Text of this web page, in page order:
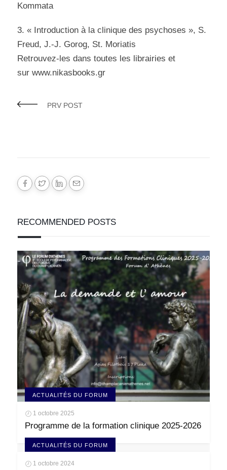
Kommata
3. « Introduction à la clinique des psychoses », S.
Freud, J.-J. Gorog, St. Moriatis
Retrouvez-les dans toutes les librairies et
sur www.nikasbooks.gr
PRV POST
RECOMMENDED POSTS
ACTUALITÉS DU FORUM
1 octobre 2025
Programme de la formation clinique 2025-2026
ACTUALITÉS DU FORUM
1 octobre 2024